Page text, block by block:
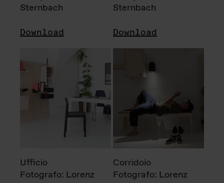
Sternbach
Download
Sternbach
Download
Ufficio
Fotografo: Lorenz
Corridoio
Fotografo: Lorenz